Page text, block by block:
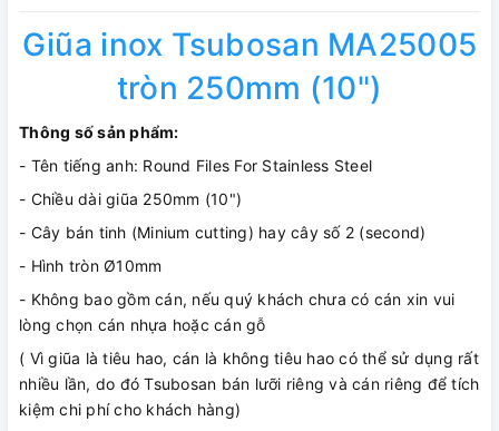
Giũa inox Tsubosan MA25005
tròn 250mm (10")
Thông số sản phẩm:
- Tên tiếng anh: Round Files For Stainless Steel
- Chiều dài giũa 250mm (10")
- Cây bán tinh (Minium cutting) hay cây số 2 (second)
- Hình tròn Ø10mm
- Không bao gồm cán, nếu quý khách chưa có cán xin vui
lòng chọn cán nhựa hoặc cán gỗ
( Vì giũa là tiêu hao, cán là không tiêu hao có thể sử dụng rất
nhiều lần, do đó Tsubosan bán lưỡi riêng và cán riêng để tích
kiệm chi phí cho khách hàng)